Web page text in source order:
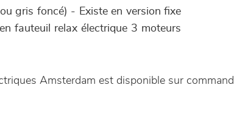
gris foncé) - Existe en version fixe
fauteuil relax électrique 3 moteurs
Amsterdam est disponible sur